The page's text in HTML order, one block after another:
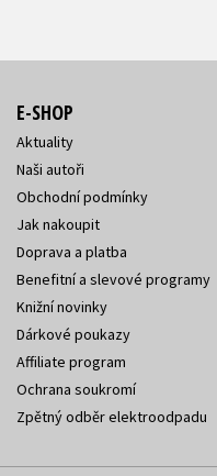
E-SHOP
Aktuality
Naši autoři
Obchodní podmínky
Jak nakoupit
Doprava a platba
Benefitní a slevové programy
Knižní novinky
Dárkové poukazy
Affiliate program
Ochrana soukromí
Zpětný odběr elektroodpadu